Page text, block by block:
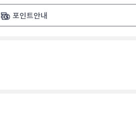
포인트안내